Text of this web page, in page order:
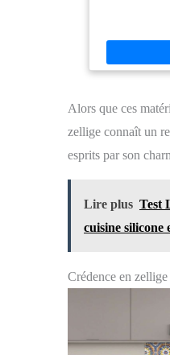
résistance
directement au
réalisée
spectre de
et esthétique,
COULEURS
chimiques,
le temps.
simplement
l'impression se
Alors que ces
zellige connaît un
esprits par son
Lire plus Test
cuisine silicone
Crédence en